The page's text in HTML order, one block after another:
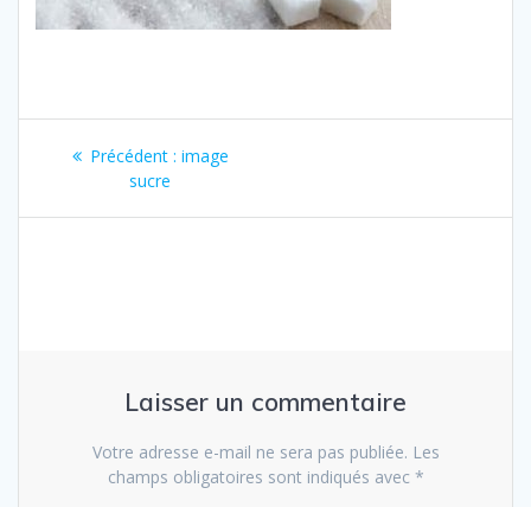
Navigation
Précédent : Article
image
sucre
Laisser un commentaire
Votre adresse e-mail ne sera pas publiée. Les
champs obligatoires sont indiqués avec *